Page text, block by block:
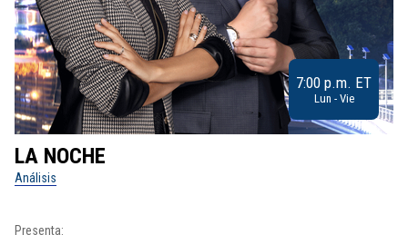
7:00 p.m. ET
Lun - Vie
LA NOCHE
Análisis
Presenta: